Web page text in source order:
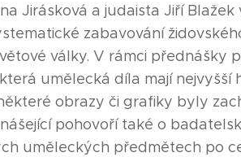
Jirásková a judaista Jiří Blažek
zabavování
války. V rámci přednášky
umělecká díla mají nejvyšší
obrazy či grafiky byly
pohovoří také o
uměleckých předmětech po